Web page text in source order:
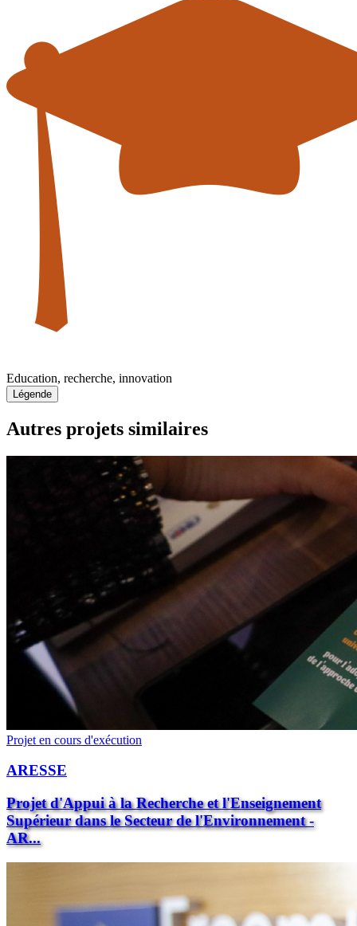
Education, recherche, innovation
Légende
Autres projets similaires
Projet en cours d'exécution
ARESSE
Projet d'Appui à la Recherche et l'Enseignement
Supérieur dans le Secteur de l'Environnement -
AR...